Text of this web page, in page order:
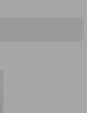
Wrist Cuffs.
And with so
even fledgling
of dark
a Goth’s best